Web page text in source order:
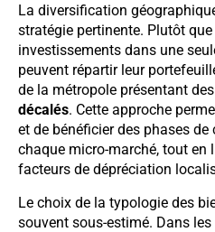
La diversification
stratégie pertinente. Plutôt
investissements dans une
peuvent répartir leur
de la métropole présentant des
décalés. Cette approche
et de bénéficier des phases
chaque micro-marché, tout en
facteurs de dépréciation
Le choix de la typologie des
souvent sous-estimé. Dans